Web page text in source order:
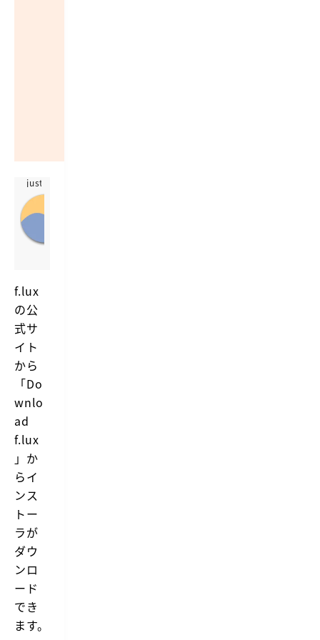
justgetflux
f.lux
の公
式サ
イト
から
「Do
wnlo
ad
f.lux
」か
らイ
ンス
トー
ラが
ダウ
ンロ
ード
でき
ます。